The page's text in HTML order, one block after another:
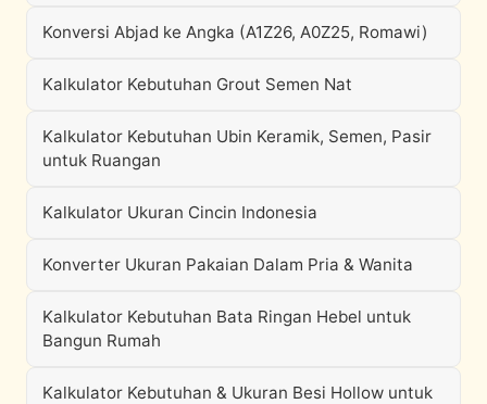
Konversi Abjad ke Angka (A1Z26, A0Z25, Romawi)
Kalkulator Kebutuhan Grout Semen Nat
Kalkulator Kebutuhan Ubin Keramik, Semen, Pasir
untuk Ruangan
Kalkulator Ukuran Cincin Indonesia
Konverter Ukuran Pakaian Dalam Pria & Wanita
Kalkulator Kebutuhan Bata Ringan Hebel untuk
Bangun Rumah
Kalkulator Kebutuhan & Ukuran Besi Hollow untuk